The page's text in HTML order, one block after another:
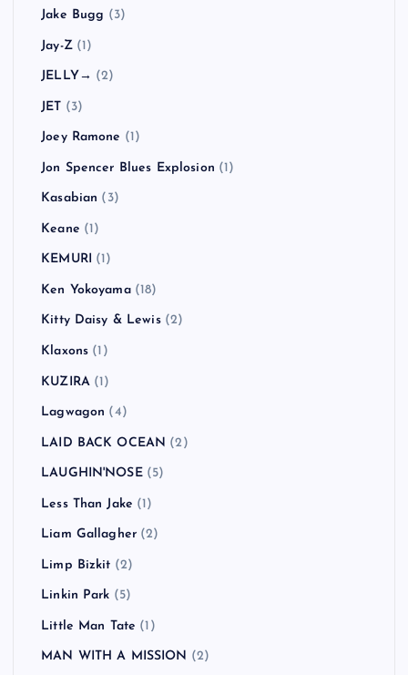
Jake Bugg (3)
Jay-Z(1)
JELLY→ (2)
JET (3)
Joey Ramone (1)
Jon Spencer Blues Explosion (1)
Kasabian (3)
Keane (1)
KEMURI (1)
Ken Yokoyama(18)
Kitty Daisy & Lewis(2)
Klaxons (1)
KUZIRA(1)
Lagwagon (4)
LAID BACK OCEAN (2)
LAUGHIN'NOSE(5)
Less Than Jake (1)
Liam Gallagher (2)
Limp Bizkit (2)
Linkin Park (5)
Little Man Tate (1)
MAN WITH A MISSION (2)